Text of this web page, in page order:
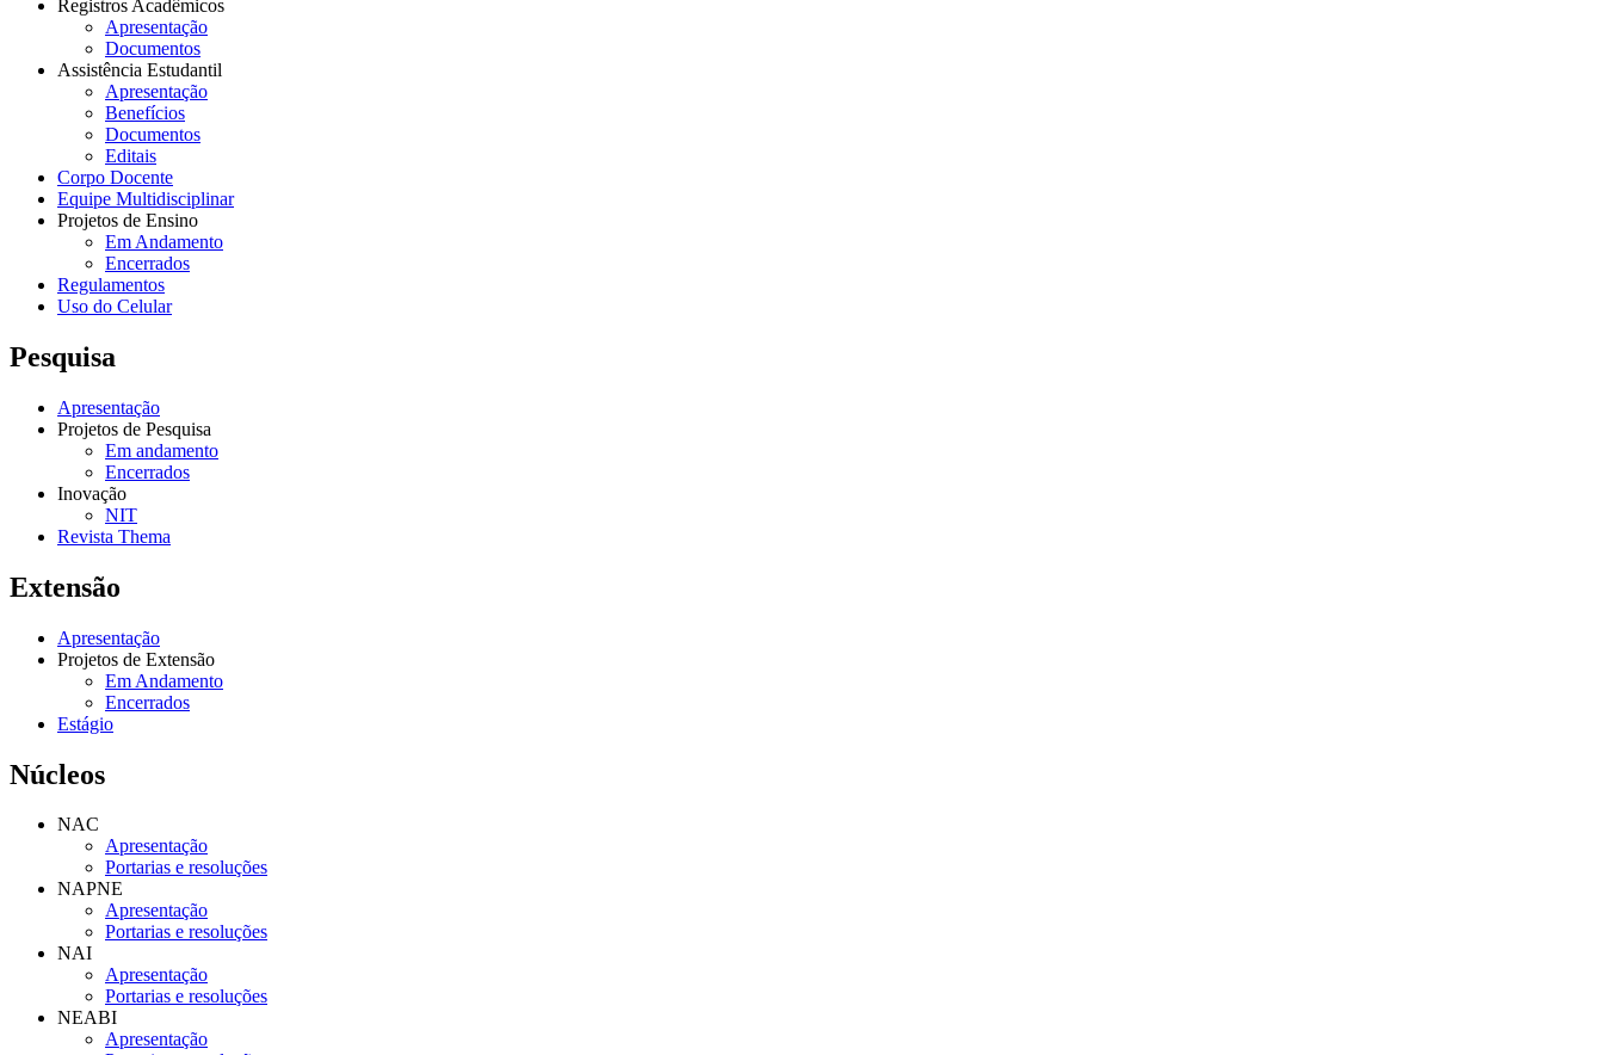
Registros Acadêmicos
Apresentação
Documentos
Assistência Estudantil
Apresentação
Benefícios
Documentos
Editais
Corpo Docente
Equipe Multidisciplinar
Projetos de Ensino
Em Andamento
Encerrados
Regulamentos
Uso do Celular
Pesquisa
Apresentação
Projetos de Pesquisa
Em andamento
Encerrados
Inovação
NIT
Revista Thema
Extensão
Apresentação
Projetos de Extensão
Em Andamento
Encerrados
Estágio
Núcleos
NAC
Apresentação
Portarias e resoluções
NAPNE
Apresentação
Portarias e resoluções
NAI
Apresentação
Portarias e resoluções
NEABI
Apresentação